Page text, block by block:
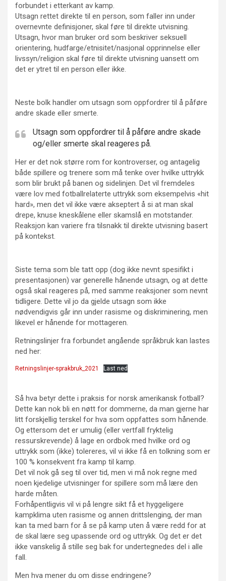
forbundet i etterkant av kamp.
Utsagn rettet direkte til en person, som faller inn under
overnevnte definisjoner, skal føre til direkte utvisning.
Utsagn, hvor man bruker ord som beskriver seksuell
orientering, hudfarge/etnisitet/nasjonal opprinnelse eller
livssyn/religion skal føre til direkte utvisning uansett om
det er ytret til en person eller ikke.
Neste bolk handler om utsagn som oppfordrer til å påføre
andre skade eller smerte.
Utsagn som oppfordrer til å påføre andre skade
og/eller smerte skal reageres på.
Her er det nok større rom for kontroverser, og antagelig
både spillere og trenere som må tenke over hvilke uttrykk
som blir brukt på banen og sidelinjen. Det vil fremdeles
være lov med fotballrelaterte uttrykk som eksempelvis «hit
hard», men det vil ikke være akseptert å si at man skal
drepe, knuse kneskålene eller skamslå en motstander.
Reaksjon kan variere fra tilsnakk til direkte utvisning basert
på kontekst.
Siste tema som ble tatt opp (dog ikke nevnt spesifikt i
presentasjonen) var generelle hånende utsagn, og at dette
også skal reageres på, med samme reaksjoner som nevnt
tidligere. Dette vil jo da gjelde utsagn som ikke
nødvendigvis går inn under rasisme og diskriminering, men
likevel er hånende for mottageren.
Retningslinjer fra forbundet angående språkbruk kan lastes
ned her:
Retningslinjer-sprakbruk_2021 Last ned
Så hva betyr dette i praksis for norsk amerikansk fotball?
Dette kan nok bli en nøtt for dommerne, da man gjerne har
litt forskjellig terskel for hva som oppfattes som hånende.
Og ettersom det er umulig (eller vertfall fryktelig
ressurskrevende) å lage en ordbok med hvilke ord og
uttrykk som (ikke) tolereres, vil vi ikke få en tolkning som er
100 % konsekvent fra kamp til kamp.
Det vil nok gå seg til over tid, men vi må nok regne med
noen kjedelige utvisninger for spillere som må lære den
harde måten.
Forhåpentligvis vil vi på lengre sikt få et hyggeligere
kampklima uten rasisme og annen drittslenging, der man
kan ta med barn for å se på kamp uten å være redd for at
de skal lære seg upassende ord og uttrykk. Og det er det
ikke vanskelig å stille seg bak for undertegnedes del i alle
fall.
Men hva mener du om disse endringene?